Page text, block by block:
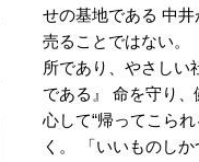
せの基地である 中
売ることではない。
所であり、やさしい
である』 命を守り
心して“帰ってこら
く。 「いいものし